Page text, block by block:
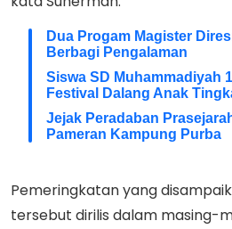
Dua Progam Magister
Berbagi Pengalaman
Siswa SD Muhammadiyah
Festival Dalang Anak
Jejak Peradaban
Pameran Kampung Purba
Pemeringkatan yang
tersebut dirilis dalam masing-